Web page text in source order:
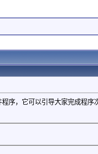
序，它可以引导大家完成程